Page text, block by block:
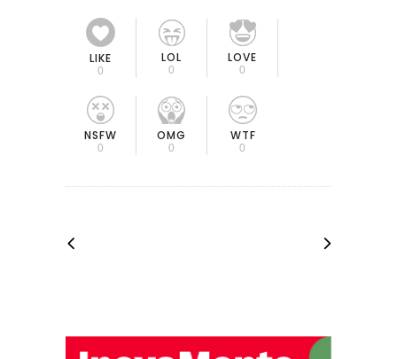
LIKE
0
LOL
0
LOVE
0
NSFW
0
OMG
0
WTF
0